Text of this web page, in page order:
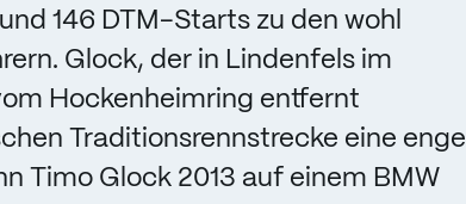
146 DTM-Starts zu den wohl
Glock, der in Lindenfels im
Hockenheimring entfernt
Traditionsrennstrecke eine enge
Timo Glock 2013 auf einem BMW